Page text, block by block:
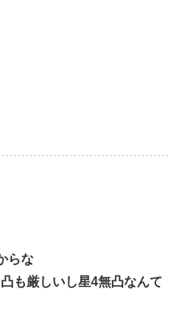
らな
も厳しいし星4無凸なんて